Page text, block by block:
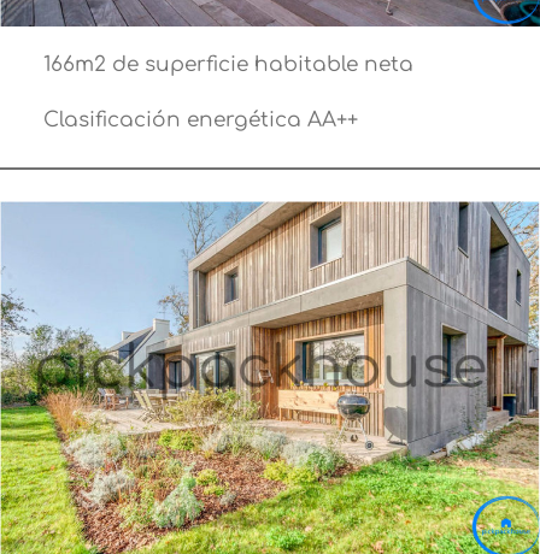
166m2 de superficie habitable neta
Clasificación energética AA++